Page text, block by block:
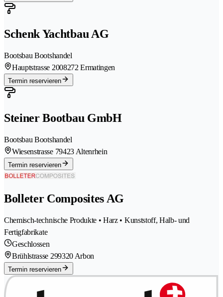
Schenk Yachtbau AG
Bootsbau Bootshandel
Hauptstrasse 2008272 Ermatingen
Termin reservieren
Steiner Bootbau GmbH
Bootsbau Bootshandel
Wiesenstrasse 79423 Altenrhein
Termin reservieren
Bolleter Composites AG
Chemisch-technische Produkte • Harz • Kunststoff, Halb- und
Fertigfabrikate
Geschlossen
Brühlstrasse 299320 Arbon
Termin reservieren